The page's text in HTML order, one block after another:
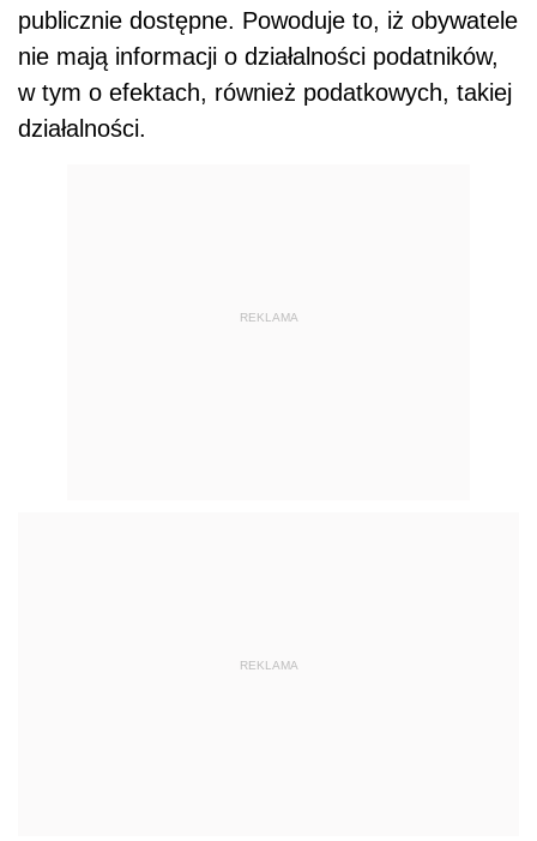
publicznie dostępne. Powoduje to, iż obywatele
nie mają informacji o działalności podatników,
w tym o efektach, również podatkowych, takiej
działalności.
REKLAMA
REKLAMA